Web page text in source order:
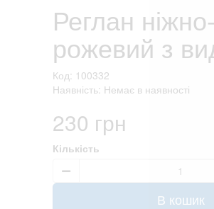
Реглан ніжно-
рожевий з
Код: 100332
Наявність: Немає в наявності
230 грн
Кількість
В кошик